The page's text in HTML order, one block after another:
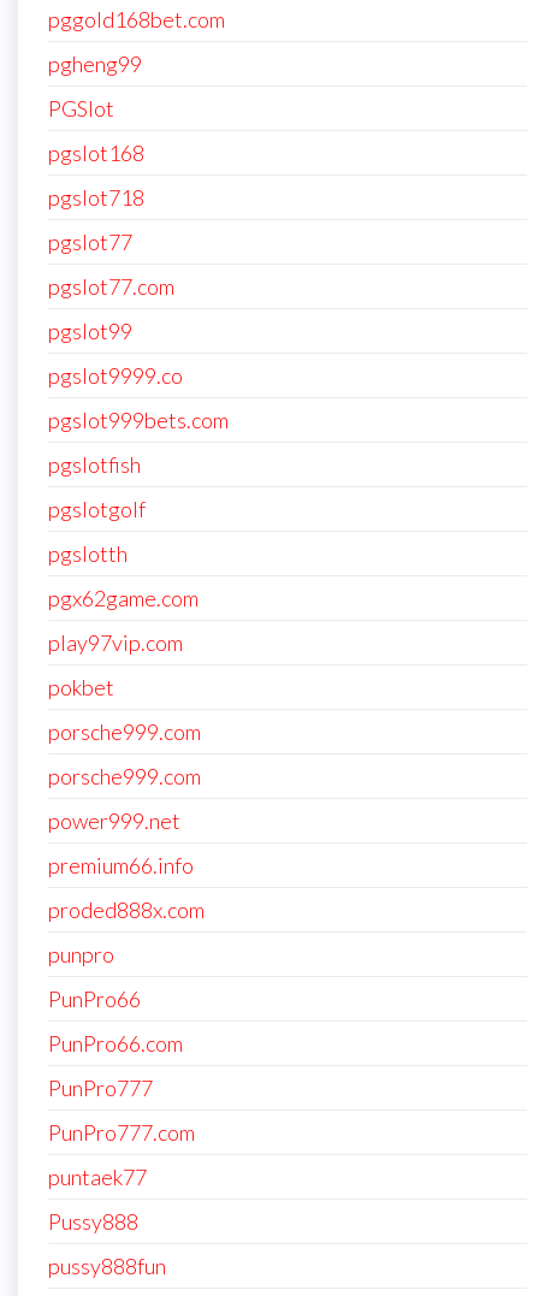
pggold168bet.com
pgheng99
PGSlot
pgslot168
pgslot718
pgslot77
pgslot77.com
pgslot99
pgslot9999.co
pgslot999bets.com
pgslotfish
pgslotgolf
pgslotth
pgx62game.com
play97vip.com
pokbet
porsche999.com
porsche999.com
power999.net
premium66.info
proded888x.com
punpro
PunPro66
PunPro66.com
PunPro777
PunPro777.com
puntaek77
Pussy888
pussy888fun